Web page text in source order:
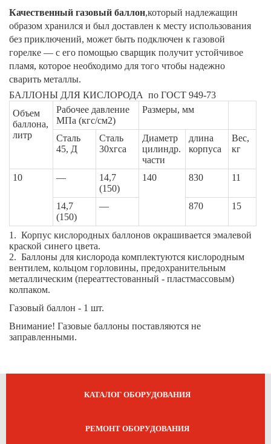
Качественный газовый баллон,который надлежащин
образом хранился и был доставлен к месту использования
без приключений, может быть подключен к газовой
горелке — с его помощью сварщик получит устойчивое
пламя, которое необходимо для того чтобы надежно
сварить металлы.
БАЛЛОНЫ ДЛЯ КИСЛОРОДА по ГОСТ 949-73
Объем
баллона,
литр
Рабочее давление
МПа (кгс/см2)
Размеры, мм
Сталь
45, Д
Сталь
30хгса
Диаметр
цилиндр.
части
длина
корпуса
Вес,
кг
10 —
14,7
(150)
140 830 11
14,7
(150)
— 870 15
1. Корпус кислородных баллонов окрашивается эмалевой
краской синего цвета.
2. Баллоны для кислорода комплектуются кислородным
вентилем, кольцом горловины, предохранительным
металлическим (переаттестованный - пластмассовым)
колпаком.
Газовый баллон - 1 шт.
Внимание! Газовые баллоны поставляются не
заправленными.
КАТАЛОГ ОБОРУДОВАНИЯ
РЕМОНТ ОБОРУДОВАНИЯ